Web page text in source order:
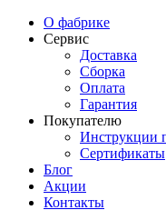
О фабрике
Сервис
Доставка
Сборка
Оплата
Гарантия
Покупателю
Инструкции
Сертификаты
Блог
Акции
Контакты